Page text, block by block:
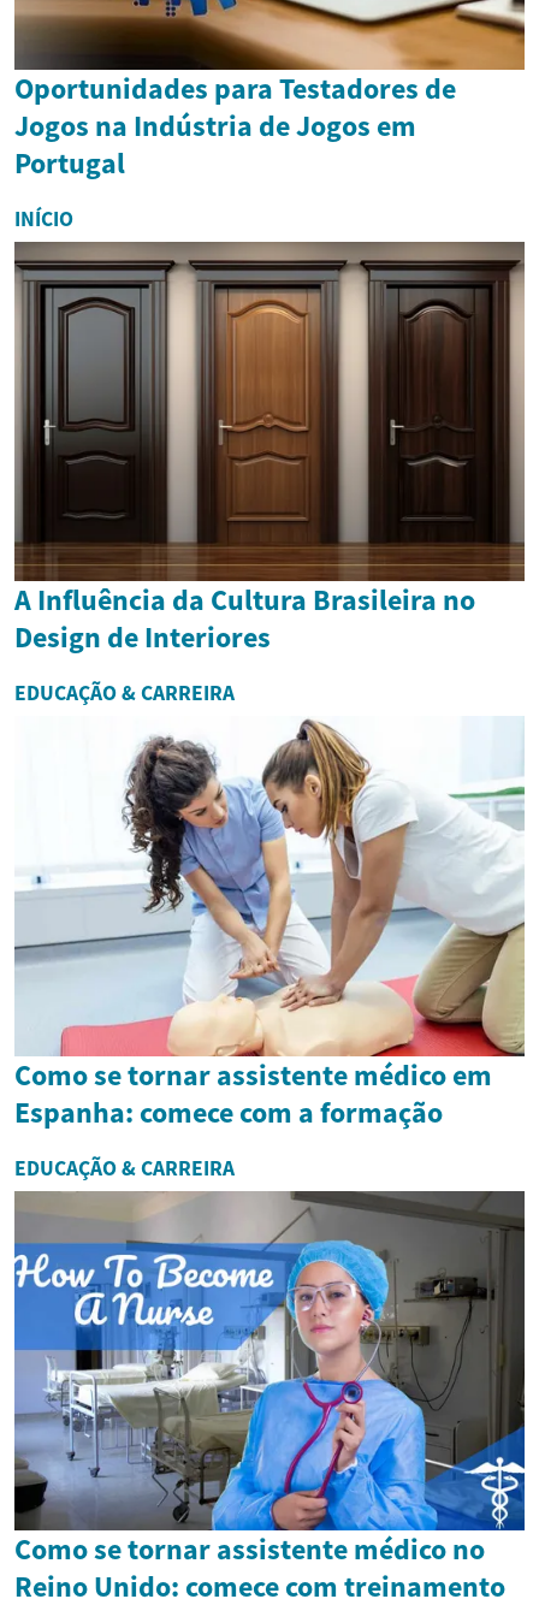
Oportunidades para Testadores de
Jogos na Indústria de Jogos em
Portugal
INÍCIO
A Influência da Cultura Brasileira no
Design de Interiores
EDUCAÇÃO & CARREIRA
Como se tornar assistente médico em
Espanha: comece com a formação
EDUCAÇÃO & CARREIRA
Como se tornar assistente médico no
Reino Unido: comece com treinamento